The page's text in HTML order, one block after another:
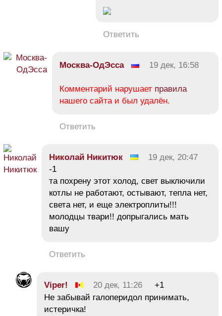
Ответить
Москва-ОдЭсса 19 дек, 16:58
Комментарий нарушает правила
нашего сайта и был удалён.
Ответить
Николай Никитюк
19 дек, 20:47
-1
та похрену этот холод, свет выключили
котлы не работают, остывают, тепла нет,
света нет, и еще электроплиты!!!
молодцы твари!! допрыгались мать
вашу
Ответить
Viper! 20 дек, 11:26
+1
Не забывай галоперидол принимать,
истеричка!